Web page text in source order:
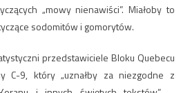
„mowy nienawiści”. Miałoby to
sodomitów i gomorytów.
przedstawiciele Bloku Quebecu
C-9, który „uznałby za niezgodne z